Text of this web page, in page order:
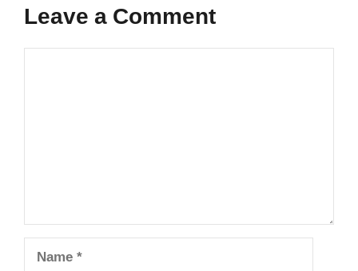
Leave a Comment
Comment
Name